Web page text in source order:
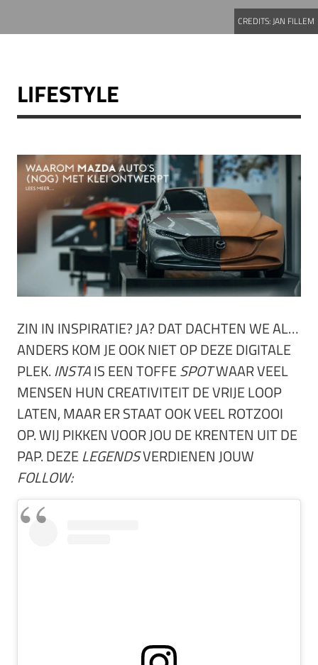
CREDITS: JAN FILLEM
LIFESTYLE
ZIN IN INSPIRATIE? JA? DAT DACHTEN WE AL…
ANDERS KOM JE OOK NIET OP DEZE DIGITALE
PLEK.INSTAIS EEN TOFFESPOTWAAR VEEL
MENSEN HUN CREATIVITEIT DE VRIJE LOOP
LATEN, MAAR ER STAAT OOK VEEL ROTZOOI
OP. WIJ PIKKEN VOOR JOU DE KRENTEN UIT DE
PAP. DEZELEGENDSVERDIENEN JOUW
FOLLOW: